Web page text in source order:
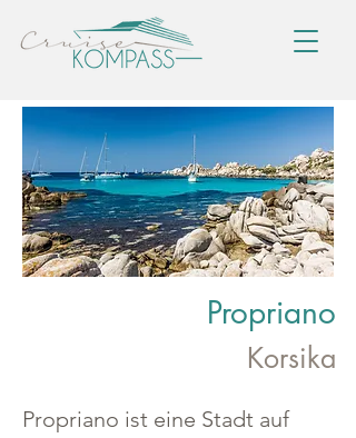
Propriano
Korsika
Propriano ist eine Stadt auf